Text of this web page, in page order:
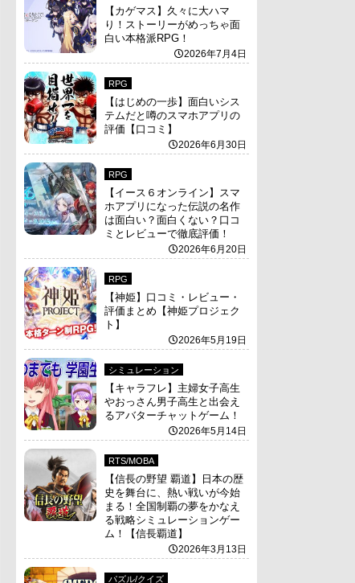
【カゲマス】久々に大ハマ
り！ストーリーがめっちゃ面
白い本格派RPG！
2026年7月4日
RPG
【はじめの一歩】面白いシス
テムだと噂のスマホアプリの
評価【口コミ】
2026年6月30日
RPG
【イース６オンライン】スマ
ホアプリになった伝説の名作
は面白い？面白くない？口コ
ミとレビューで徹底評価！
2026年6月20日
RPG
【神姫】口コミ・レビュー・
評価まとめ【神姫プロジェク
ト】
2026年5月19日
シミュレーション
【キャラフレ】主婦女子高生
やおっさん男子高生と出会え
るアバターチャットゲーム！
2026年5月14日
RTS/MOBA
【信長の野望 覇道】日本の歴
史を舞台に、熱い戦いが今始
まる！全国制覇の夢をかなえ
る戦略シミュレーションゲー
ム！【信長覇道】
2026年3月13日
パズル/クイズ